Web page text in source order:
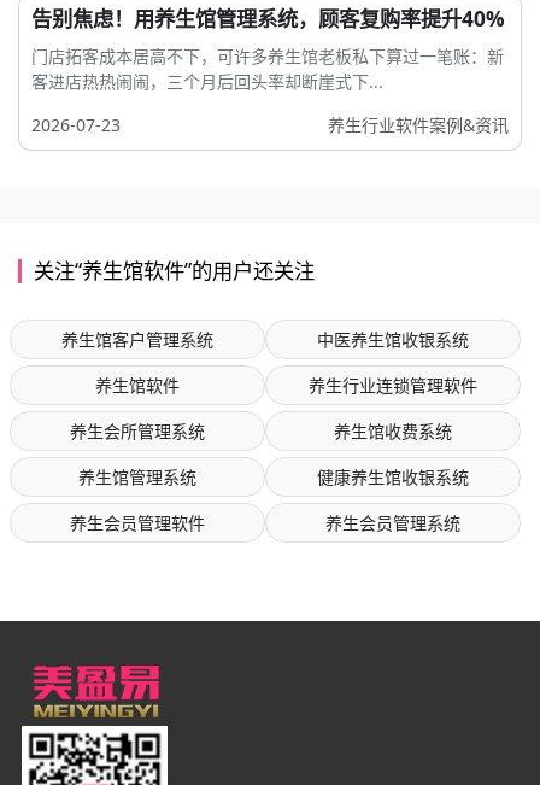
告别焦虑！用养生馆管理系统，顾客复购率提升40%
门店拓客成本居高不下，可许多养生馆老板私下算过一笔账：新
客进店热热闹闹，三个月后回头率却断崖式下...
2026-07-23
养生行业软件案例&资讯
关注“养生馆软件”的用户还关注
养生馆客户管理系统
中医养生馆收银系统
养生馆软件
养生行业连锁管理软件
养生会所管理系统
养生馆收费系统
养生馆管理系统
健康养生馆收银系统
养生会员管理软件
养生会员管理系统